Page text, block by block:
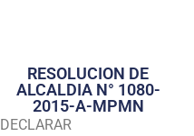
Transparencia
Seguridad
RESOLUCION DE
ALCALDIA N° 1080-
2015-A-MPMN
DECLARAR